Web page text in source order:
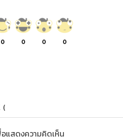
0 0 0 0
(
อแสดงความคิดเห็น